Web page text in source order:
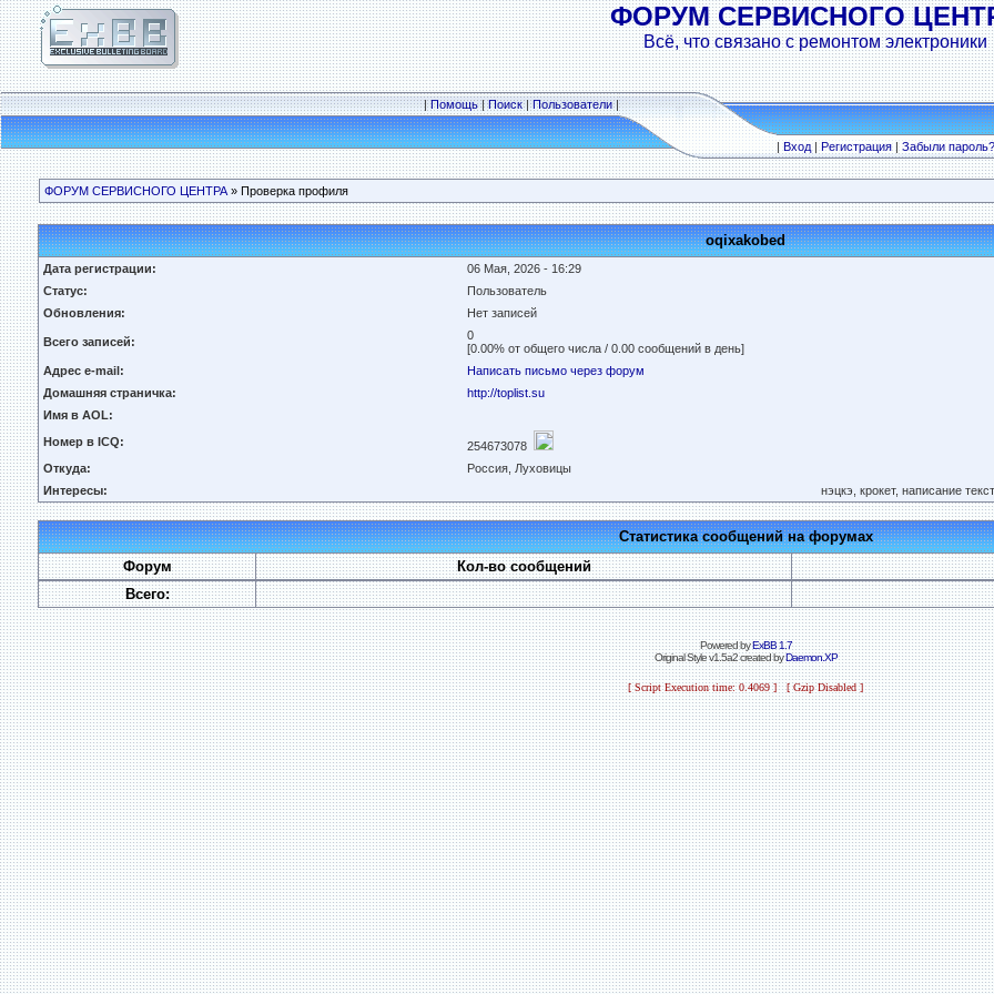
ФОРУМ СЕРВИСНОГО
Всё, что связано с ремонтом электроники
|Помощь|Поиск|Пользователи|
|Вход|Регистрация|Забыли пароль?
ФОРУМ СЕРВИСНОГО ЦЕНТРА » Проверка профиля
oqixakobed
Дата регистрации:
06 Мая, 2026 - 16:29
Статус:
Пользователь
Обновления:
Нет записей
Всего записей:
0
[0.00% от общего числа / 0.00 сообщений в день]
Адрес e-mail:
Написать письмо через форум
Домашняя страничка:
http://toplist.su
Имя в AOL:
Номер в ICQ:
254673078
Откуда:
Россия, Луховицы
Интересы:
нэцкэ, крокет, написание
Статистика сообщений на форумах
Форум
Кол-во сообщений
Всего:
Powered byExBB 1.7
Original Style v1.5a2 created byDaemon.XP
[ Script Execution time: 0.4069 ] [ Gzip Disabled ]